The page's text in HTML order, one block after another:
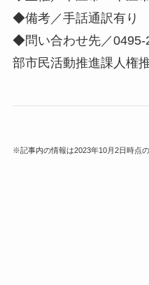
◆備考／手話通訳有り
◆問い合わせ先／0495-
部市民活動推進課人権
※記事内の情報は2023年10月2日時点の